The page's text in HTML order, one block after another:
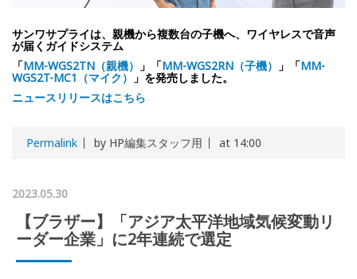
サンワサプライは、親機から複数台の子機へ、ワイヤレスで音声
が届くガイドシステム
「MM-WGS2TN（親機） 」「MM-WGS2RN（子機） 」「MM-
WGS2T-MC1（マイク） 」を発売しました。
ニュースリリースはこちら
Permalink by HP編集スタッフ用 at 14:00
2023.05.30
【ブラザー】「アジア太平洋地域気候変動リ
ーダー企業」に2年連続で選定